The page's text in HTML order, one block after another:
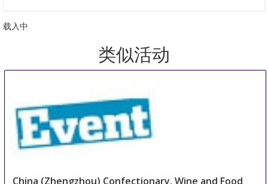
载入中
类似活动
China (Zhengzhou) Confectionary, Wine and Food